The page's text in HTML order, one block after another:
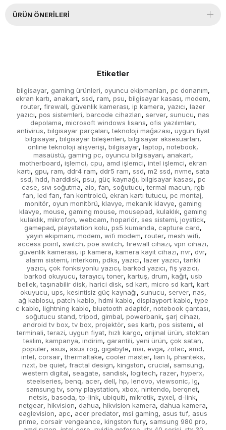
ÜRÜN ÖNERILERI
Etiketler
bilgisayar, gaming ürünleri, oyuncu ekipmanları, pc donanım,
ekran kartı, anakart, ssd, ram, psu, bilgisayar kasası, modem,
router, firewall, güvenlik kamerası, ip kamera, yazıcı, lazer
yazıcı, pos sistemleri, barcode cihazları, server, sunucu, nas
depolama, microsoft windows lisans, ofis yazılımları,
antivirüs, bilgisayar parçaları, teknoloji mağazası, uygun fiyat
bilgisayar, bilgisayar bileşenleri, bilgisayar aksesuarları,
online teknoloji alışverişi, bilgisayar, laptop, notebook,
masaüstü, gaming pc, oyuncu bilgisayarı, anakart,
motherboard, işlemci, cpu, amd işlemci, intel işlemci, ekran
kartı, gpu, ram, ddr4 ram, ddr5 ram, ssd, m2 ssd, nvme, sata
ssd, hdd, harddisk, psu, güç kaynağı, bilgisayar kasası, pc
case, sıvı soğutma, aio, fan, soğutucu, termal macun, rgb
fan, led fan, fan kontrolcü, ekran kartı tutucu, pc montaj,
monitör, oyun monitörü, klavye, mekanik klavye, gaming
klavye, mouse, gaming mouse, mousepad, kulaklık, gaming
kulaklık, mikrofon, webcam, hoparlör, ses sistemi, joystick,
gamepad, playstation kolu, ps5 kumanda, capture card,
yayın ekipmanı, modem, wifi modem, router, mesh wifi,
access point, switch, poe switch, firewall cihazı, vpn cihazı,
güvenlik kamerası, ip kamera, kamera kayıt cihazı, nvr, dvr,
alarm sistemi, interkom, pdks, yazıcı, lazer yazıcı, tanklı
yazıcı, çok fonksiyonlu yazıcı, barkod yazıcı, fiş yazıcı,
barkod okuyucu, tarayıcı, toner, kartuş, drum, kağıt, usb
bellek, taşınabilir disk, harici disk, sd kart, micro sd kart, kart
okuyucu, ups, kesintisiz güç kaynağı, sunucu, server, nas,
ağ kablosu, patch kablo, hdmi kablo, displayport kablo, type
c kablo, lightning kablo, bluetooth adaptör, notebook çantası,
soğutucu stand, tripod, gimbal, powerbank, şarj cihazı,
android tv box, tv box, projektör, ses kartı, pos sistemi, el
terminali, terazi, uygun fiyat, hızlı kargo, orijinal ürün, stoktan
teslim, kampanya, indirim, garantili, yeni ürün, çok satan,
popüler, asus, asus rog, gigabyte, msi, evga, zotac, amd,
intel, corsair, thermaltake, cooler master, lian li, phanteks,
nzxt, be quiet, fractal design, kingston, crucial, samsung,
western digital, seagate, sandisk, logitech, razer, hyperx,
steelseries, benq, acer, dell, hp, lenovo, viewsonic, lg,
samsung tv, sony playstation, xbox, nintendo, berqnet,
netsis, basoda, tp-link, ubiquiti, mikrotik, zyxel, d-link,
netgear, hikvision, dahua, hikvision kamera, dahua kamera,
eaglevision, apc, acer predator, msi gaming, asus tuf, asus
prime, corsair vengeance, kingston fury, samsung 980 pro,